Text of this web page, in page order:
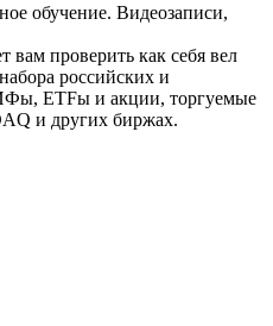
обучение. Видеозаписи,
вам проверить как себя вел
российских и
ETFы и акции, торгуемые
и других биржах.